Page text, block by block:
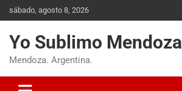
sábado, agosto 8, 2026
Yo Sublimo Mendoza
Mendoza. Argentina.